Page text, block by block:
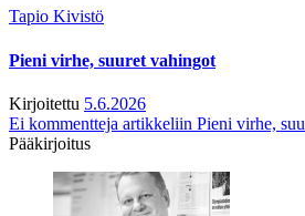
Tapio Kivistö
Pieni virhe, suuret vahingot
Kirjoitettu 5.6.2026
Ei kommentteja artikkeliin Pieni virhe,
Pääkirjoitus